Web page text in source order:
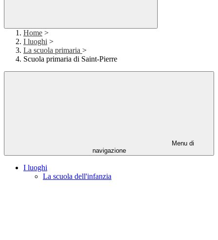
Home >
I luoghi >
La scuola primaria >
Scuola primaria di Saint-Pierre
Menu di
navigazione
I luoghi
La scuola dell'infanzia